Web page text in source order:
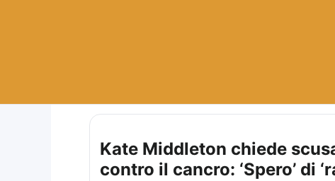
Kate Middleton chiede
contro il cancro: ‘Spero’ di